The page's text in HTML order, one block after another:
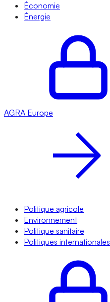
Économie
Énergie
AGRA Europe
Politique agricole
Environnement
Politique sanitaire
Politiques internationales